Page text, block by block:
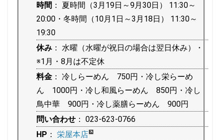
時間 ： 夏時間（3月19日～9月30日） 11:30～
20:00・冬時間（10月1日～3月18日） 11:30～
19:30
休み ： 水曜（水曜が祝日の場合は翌日休み）・
※1月・8月は不定休
料金 ： 冷しらーめん 750円・冷し栄らーめ
ん 1000円・冷し和風らーめん 850円・冷し
鳥中華 900円・冷し薬膳らーめん 900円
問い合わせ ： 023-623-0766
HP ： 栄屋本店